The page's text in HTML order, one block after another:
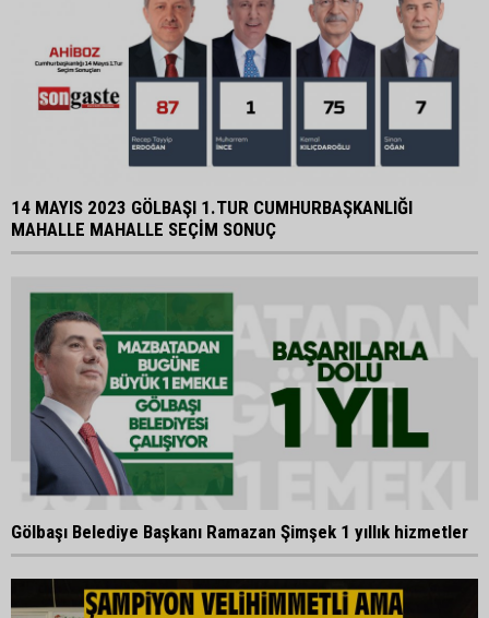
14 MAYIS 2023 GÖLBAŞI 1.TUR CUMHURBAŞKANLIĞI
MAHALLE MAHALLE SEÇİM SONUÇ
Gölbaşı Belediye Başkanı Ramazan Şimşek 1 yıllık hizmetler